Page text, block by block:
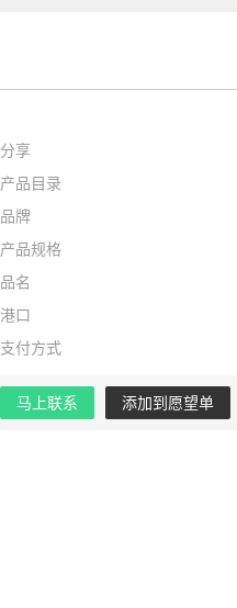
分享
产品目录
品牌
产品规格
品名
港口
支付方式
马上联系 添加到愿望单